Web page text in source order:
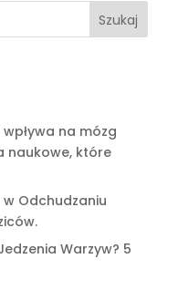
Szukaj
na mózg
naukowe, które
w Odchudzaniu
Warzyw? 5